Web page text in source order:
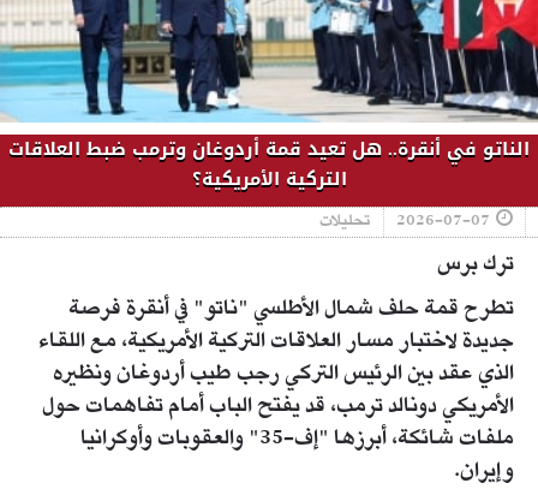
الناتو في أنقرة.. هل تعيد قمة أردوغان وترمب ضبط العلاقات
التركية الأمريكية؟
2026-07-07 تحليلات
ترك برس
تطرح قمة حلف شمال الأطلسي "ناتو" في أنقرة فرصة
جديدة لاختبار مسار العلاقات التركية الأمريكية، مع اللقاء
الذي عقد بين الرئيس التركي رجب طيب أردوغان ونظيره
الأمريكي دونالد ترمب، قد يفتح الباب أمام تفاهمات حول
ملفات شائكة، أبرزها "إف-35" والعقوبات وأوكرانيا
وإيران.